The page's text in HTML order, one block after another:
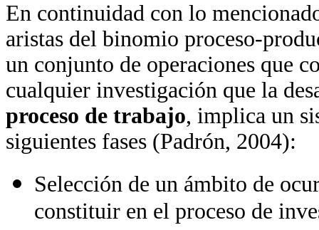
En continuidad con lo
aristas del binomio proceso-
un conjunto de operaciones que
cualquier investigación que la
proceso de trabajo, implica un
siguientes fases (Padrón, 2004):
Selección de un ámbito de
constituir en el proceso de